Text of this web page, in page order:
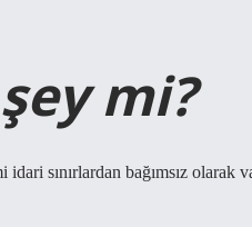
mi?
sınırlardan bağımsız olarak